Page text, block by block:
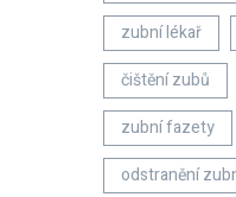
zubní lékař
čištění zubů
zubní fazety
odstranění